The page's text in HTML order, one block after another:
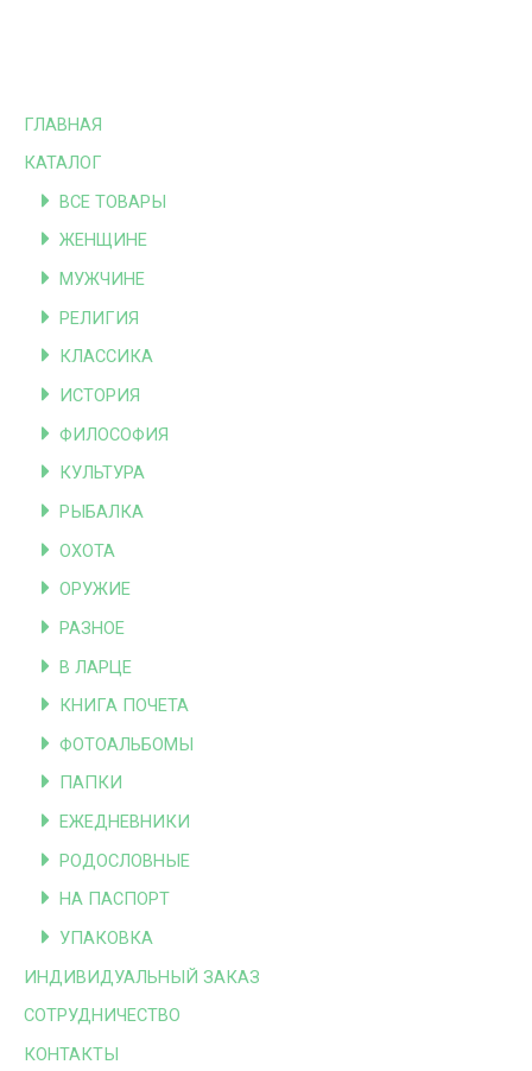
ГЛАВНАЯ
КАТАЛОГ
ВСЕ ТОВАРЫ
ЖЕНЩИНЕ
МУЖЧИНЕ
РЕЛИГИЯ
КЛАССИКА
ИСТОРИЯ
ФИЛОСОФИЯ
КУЛЬТУРА
РЫБАЛКА
ОХОТА
ОРУЖИЕ
РАЗНОЕ
В ЛАРЦЕ
КНИГА ПОЧЕТА
ФОТОАЛЬБОМЫ
ПАПКИ
ЕЖЕДНЕВНИКИ
РОДОСЛОВНЫЕ
НА ПАСПОРТ
УПАКОВКА
ИНДИВИДУАЛЬНЫЙ ЗАКАЗ
СОТРУДНИЧЕСТВО
КОНТАКТЫ